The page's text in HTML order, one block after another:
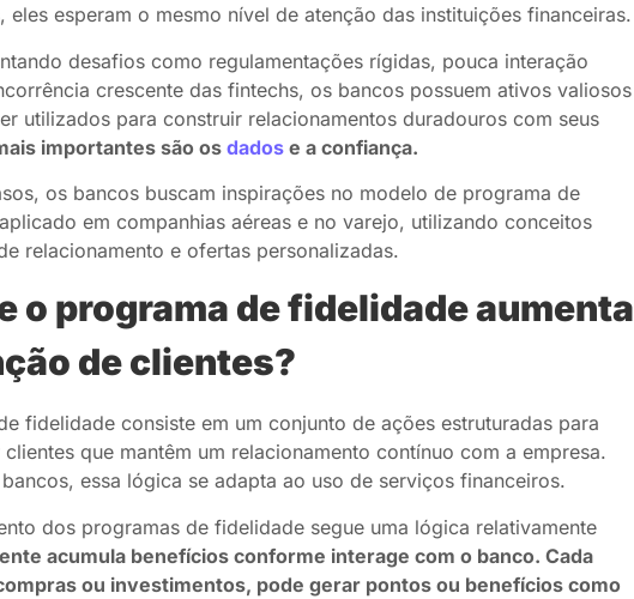
eles esperam o mesmo nível de atenção das instituições financeiras.
desafios como regulamentações rígidas, pouca interação
crescente das fintechs, os bancos possuem ativos valiosos
utilizados para construir relacionamentos duradouros com seus
importantes são os dados e a confiança.
os bancos buscam inspirações no modelo de programa de
em companhias aéreas e no varejo, utilizando conceitos
relacionamento e ofertas personalizadas.
o programa de fidelidade aumenta
de clientes?
fidelidade consiste em um conjunto de ações estruturadas para
que mantêm um relacionamento contínuo com a empresa.
essa lógica se adapta ao uso de serviços financeiros.
dos programas de fidelidade segue uma lógica relativamente
acumula benefícios conforme interage com o banco. Cada
ou investimentos, pode gerar pontos ou benefícios como